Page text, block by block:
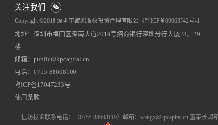
关注我们
Copyright ©2018 深圳市鲲鹏股权投资管理有限公司 粤ICP备09063742号-1
网站地图犀牛云提供企业云服务
地址：深圳市福田区深南大道2016号招商银行深圳分行大厦28、29
楼
邮箱：public@kpcapital.cn
电话：0755-88608100
粤ICP备17047233号
使用条款
信访投诉联系电话：（0755-88608119） 邮箱：wangx@kpcapital.cn 董事长邮